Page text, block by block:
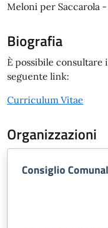
Meloni per Saccarola
Biografia
È possibile
seguente link:
Curriculum Vitae
Organizzazioni
Consiglio